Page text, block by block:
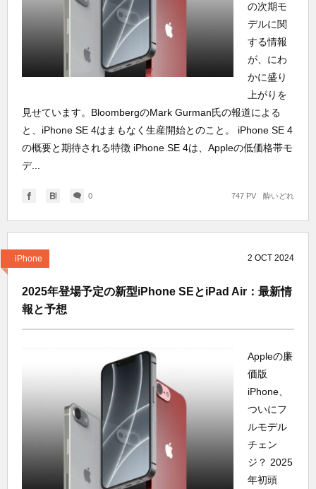
の次期モ
デルに関
する情報
が、にわ
かに盛り
上がりを
見せています。BloombergのMark Gurman氏の報道による
と、iPhone SE 4はまもなく生産開始とのこと。 iPhone SE 4
の概要と期待される特徴 iPhone SE 4は、Appleの低価格帯モ
デ...
0 酔いどれ
747 PV
iPhone 2 OCT 2024
2025年登場予定の新型iPhone SEとiPad Air：最新情
報と予想
Appleの廉
価版
iPhone、
ついにフ
ルモデル
チェン
ジ？ 2025
年初頭